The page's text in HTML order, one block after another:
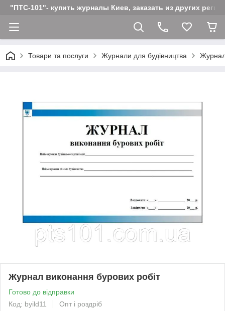
"ПТС-101"- купить журналы Киев, заказать из других
Товари та послуги Журнали для будівництва Журнал
Журнал виконання бурових робіт
Готово до відправки
Код: byild11
Опт і роздріб